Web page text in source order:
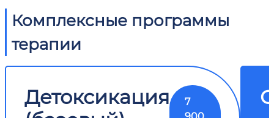
Комплексные программы
терапии
Детоксикация
7